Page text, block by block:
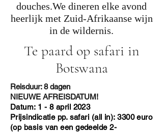
douches.We dineren elke avond
heerlijk met Zuid-Afrikaanse wijn
in de wildernis.
Te paard op safari in
Botswana
Reisduur: 8 dagen
NIEUWE AFREISDATUM!
Datum: 1 - 8 april 2023
Prijsindicatie pp. safari (all in): 3300 euro
(op basis van een gedeelde 2-